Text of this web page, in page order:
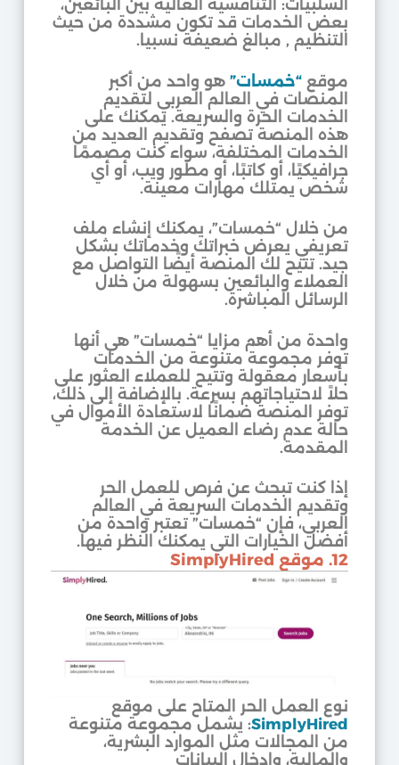
السلبيات: التنافسية العالية بين البائعين،
بعض الخدمات قد تكون مشددة من حيث
التنظيم , مبالغ ضعيفة نسبيا.
موقع “خمسات”هو واحد من أكبر
المنصات في العالم العربي لتقديم
الخدمات الحرة والسريعة. يمكنك على
هذه المنصة تصفح وتقديم العديد من
الخدمات المختلفة، سواء كنت مصممًا
جرافيكيًا، أو كاتبًا، أو مطور ويب، أو أي
شخص يمتلك مهارات معينة.
من خلال “خمسات”، يمكنك إنشاء ملف
تعريفي يعرض خبراتك وخدماتك بشكل
جيد. تتيح لك المنصة أيضًا التواصل مع
العملاء والبائعين بسهولة من خلال
الرسائل المباشرة.
واحدة من أهم مزايا “خمسات” هي أنها
توفر مجموعة متنوعة من الخدمات
بأسعار معقولة وتتيح للعملاء العثور على
حلاً لاحتياجاتهم بسرعة. بالإضافة إلى ذلك،
توفر المنصة ضمانًا لاستعادة الأموال في
حالة عدم رضاء العميل عن الخدمة
المقدمة.
إذا كنت تبحث عن فرص للعمل الحر
وتقديم الخدمات السريعة في العالم
العربي، فإن “خمسات” تعتبر واحدة من
أفضل الخيارات التي يمكنك النظر فيها.
12. موقع SimplyHired
نوع العمل الحر المتاح على موقع
SimplyHired: يشمل مجموعة متنوعة
من المجالات مثل الموارد البشرية،
والمالية، وإدخال البيانات